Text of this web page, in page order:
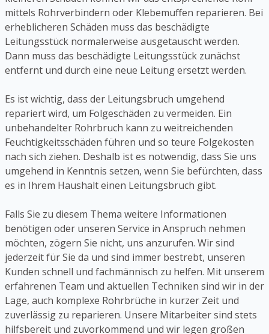
mittels Rohrverbindern oder Klebemuffen reparieren. Bei
erheblicheren Schäden muss das beschädigte
Leitungsstück normalerweise ausgetauscht werden.
Dann muss das beschädigte Leitungsstück zunächst
entfernt und durch eine neue Leitung ersetzt werden.
Es ist wichtig, dass der Leitungsbruch umgehend
repariert wird, um Folgeschäden zu vermeiden. Ein
unbehandelter Rohrbruch kann zu weitreichenden
Feuchtigkeitsschäden führen und so teure Folgekosten
nach sich ziehen. Deshalb ist es notwendig, dass Sie uns
umgehend in Kenntnis setzen, wenn Sie befürchten, dass
es in Ihrem Haushalt einen Leitungsbruch gibt.
Falls Sie zu diesem Thema weitere Informationen
benötigen oder unseren Service in Anspruch nehmen
möchten, zögern Sie nicht, uns anzurufen. Wir sind
jederzeit für Sie da und sind immer bestrebt, unseren
Kunden schnell und fachmännisch zu helfen. Mit unserem
erfahrenen Team und aktuellen Techniken sind wir in der
Lage, auch komplexe Rohrbrüche in kurzer Zeit und
zuverlässig zu reparieren. Unsere Mitarbeiter sind stets
hilfsbereit und zuvorkommend und wir legen großen